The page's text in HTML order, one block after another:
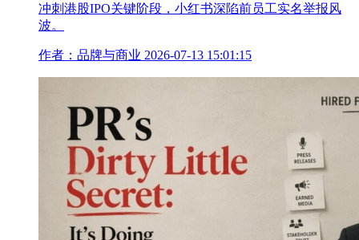
冲刺港股IPO关键阶段，小红书深陷前员工实名举报风
波。
作者：品牌与商业 2026-07-13 15:01:15